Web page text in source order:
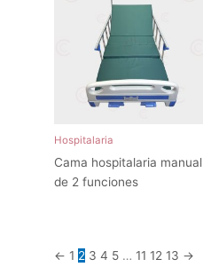
Hospitalaria
Cama hospitalaria manual
de 2 funciones
← 1 2 3 4 5 … 11 12 13 →